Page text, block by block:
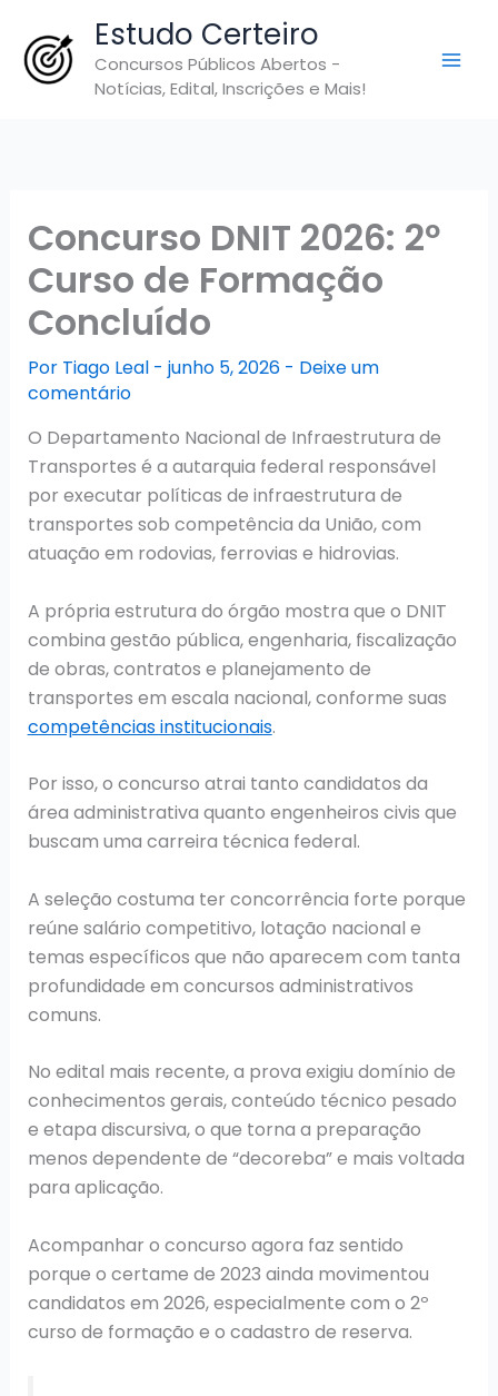
para
Estudo Certeiro
Concursos Públicos Abertos -
Notícias, Edital, Inscrições e Mais!
Concurso DNIT 2026: 2º
Curso de Formação
Concluído
Por Tiago Leal - junho 5, 2026 - Deixe um
comentário
O Departamento Nacional de Infraestrutura de
Transportes é a autarquia federal responsável
por executar políticas de infraestrutura de
transportes sob competência da União, com
atuação em rodovias, ferrovias e hidrovias.
A própria estrutura do órgão mostra que o DNIT
combina gestão pública, engenharia, fiscalização
de obras, contratos e planejamento de
transportes em escala nacional, conforme suas
competências institucionais.
Por isso, o concurso atrai tanto candidatos da
área administrativa quanto engenheiros civis que
buscam uma carreira técnica federal.
A seleção costuma ter concorrência forte porque
reúne salário competitivo, lotação nacional e
temas específicos que não aparecem com tanta
profundidade em concursos administrativos
comuns.
No edital mais recente, a prova exigiu domínio de
conhecimentos gerais, conteúdo técnico pesado
e etapa discursiva, o que torna a preparação
menos dependente de “decoreba” e mais voltada
para aplicação.
Acompanhar o concurso agora faz sentido
porque o certame de 2023 ainda movimentou
candidatos em 2026, especialmente com o 2º
curso de formação e o cadastro de reserva.